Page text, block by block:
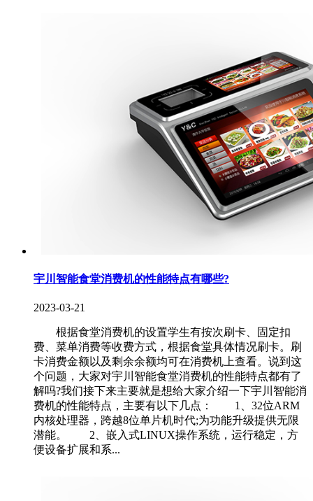
宇川智能食堂消费机的性能特点有哪些?
2023-03-21
根据食堂消费机的设置学生有按次刷卡、固定扣
费、菜单消费等收费方式，根据食堂具体情况刷卡。刷
卡消费金额以及剩余余额均可在消费机上查看。说到这
个问题，大家对宇川智能食堂消费机的性能特点都有了
解吗?我们接下来主要就是想给大家介绍一下宇川智能消
费机的性能特点，主要有以下几点： 1、32位ARM
内核处理器，跨越8位单片机时代;为功能升级提供无限
潜能。 2、嵌入式LINUX操作系统，运行稳定，方
便设备扩展和系...